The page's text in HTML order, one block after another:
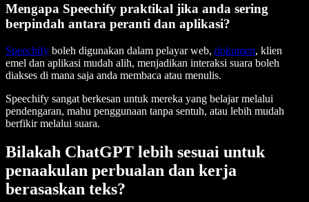
Mengapa Speechify praktikal jika anda sering
berpindah antara peranti dan aplikasi?
Speechify boleh digunakan dalam pelayar web, dokumen, klien
emel dan aplikasi mudah alih, menjadikan interaksi suara boleh
diakses di mana saja anda membaca atau menulis.
Speechify sangat berkesan untuk mereka yang belajar melalui
pendengaran, mahu penggunaan tanpa sentuh, atau lebih mudah
berfikir melalui suara.
Bilakah ChatGPT lebih sesuai untuk
penaakulan perbualan dan kerja
berasaskan teks?